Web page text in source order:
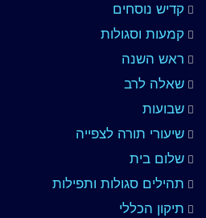
קדיש נוסחים
קמעות וסגולות
ראש השנה
שאלה לרב
שבועות
שיעורי תורה לצפייה
שלום בית
תהילים סגולות ותפילות
תיקון הכללי